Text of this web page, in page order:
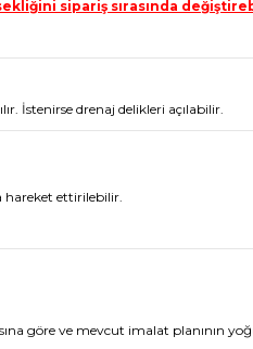
sipariş sırasında
İstenirse drenaj delikleri açılabilir.
hareket ettirilebilir.
göre ve mevcut imalat